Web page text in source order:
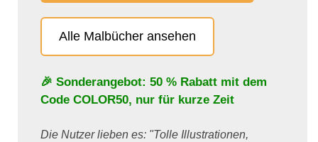
Alle Malbücher ansehen
🎉 Sonderangebot: 50 % Rabatt mit dem
Code COLOR50, nur für kurze Zeit
Die Nutzer lieben es: "Tolle Illustrationen,